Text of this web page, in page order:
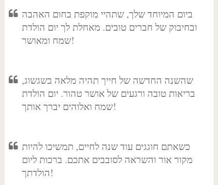
ביום המיוחד שלך, שתהיי מוקפת בחום האהבה
ובחיבוק של חברים טובים. מאחלת לך יום הולדת
שמח ומאושר!
שהשנה החדשה של חייך תהיה מלאה בשגשוג,
בריאות טובה ורגעים של אושר טהור. יום הולדת
שמח ואלוהים יברך אותך!
כשאתם חוגגים עוד שנה לחיים, תמשיכו להיות
מקור אור והשראה לסובבים אתכם. ברכות ליום
הולדתך!